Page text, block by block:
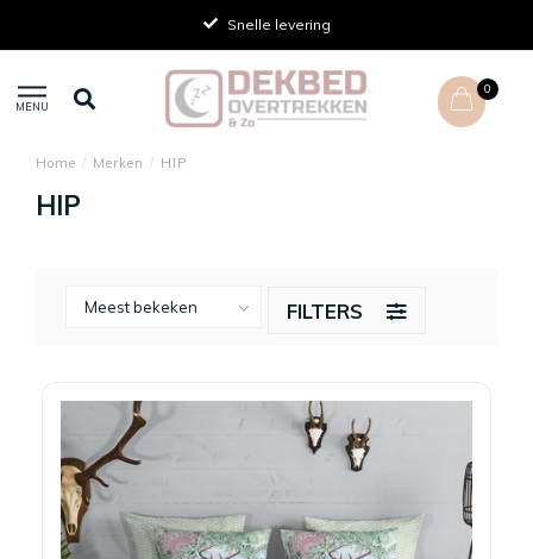
Snelle levering
MENU
0
Home / Merken / HIP
HIP
FILTERS